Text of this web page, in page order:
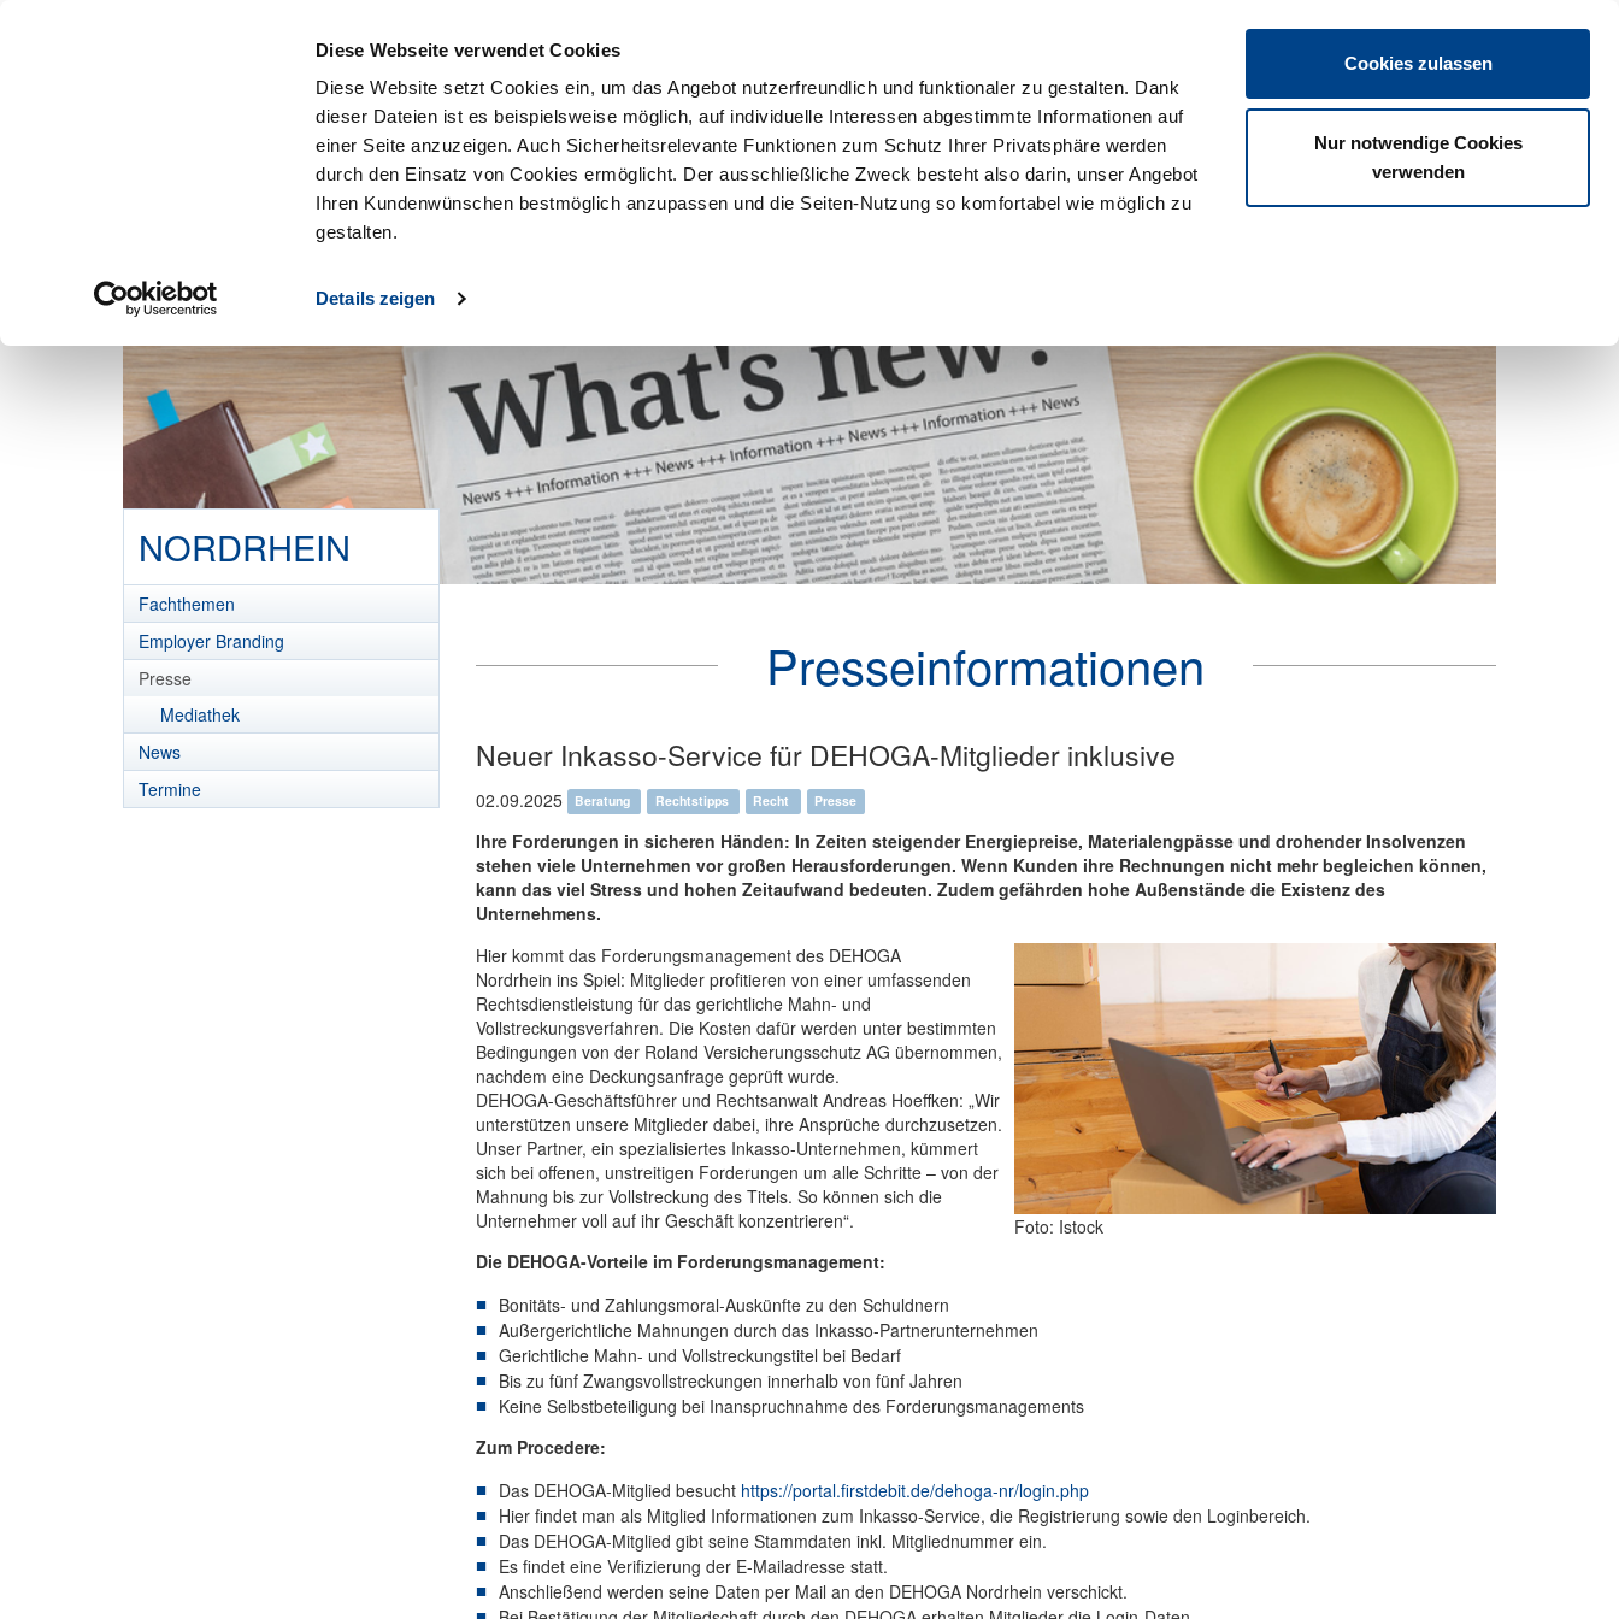
Diese Webseite verwendet Cookies
Diese Website setzt Cookies ein, um das Angebot nutzerfreundlich und funktionaler zu gestalten. Dank
dieser Dateien ist es beispielsweise möglich, auf individuelle Interessen abgestimmte Informationen auf
einer Seite anzuzeigen. Auch Sicherheitsrelevante Funktionen zum Schutz Ihrer Privatsphäre werden
durch den Einsatz von Cookies ermöglicht. Der ausschließliche Zweck besteht also darin, unser Angebot
Ihren Kundenwünschen bestmöglich anzupassen und die Seiten-Nutzung so komfortabel wie möglich zu
gestalten.
Details zeigen
Cookies zulassen
Nur notwendige Cookies
verwenden
Login
Vorteile Über uns Veranstaltungen Download Termine
NORDRHEIN
Fachthemen
Employer Branding
Presse
Mediathek
News
Termine
Presseinformationen
Neuer Inkasso-Service für DEHOGA-Mitglieder inklusive
02.09.2025 Beratung Rechtstipps Recht Presse
Ihre Forderungen in sicheren Händen: In Zeiten steigender Energiepreise, Materialengpässe und drohender Insolvenzen
stehen viele Unternehmen vor großen Herausforderungen. Wenn Kunden ihre Rechnungen nicht mehr begleichen können,
kann das viel Stress und hohen Zeitaufwand bedeuten. Zudem gefährden hohe Außenstände die Existenz des
Unternehmens.
Foto: Istock
Hier kommt das Forderungsmanagement des DEHOGA
Nordrhein ins Spiel: Mitglieder profitieren von einer umfassenden
Rechtsdienstleistung für das gerichtliche Mahn- und
Vollstreckungsverfahren. Die Kosten dafür werden unter bestimmten
Bedingungen von der Roland Versicherungsschutz AG übernommen,
nachdem eine Deckungsanfrage geprüft wurde.
DEHOGA-Geschäftsführer und Rechtsanwalt Andreas Hoeffken: „Wir
unterstützen unsere Mitglieder dabei, ihre Ansprüche durchzusetzen.
Unser Partner, ein spezialisiertes Inkasso-Unternehmen, kümmert
sich bei offenen, unstreitigen Forderungen um alle Schritte – von der
Mahnung bis zur Vollstreckung des Titels. So können sich die
Unternehmer voll auf ihr Geschäft konzentrieren“.
Die DEHOGA-Vorteile im Forderungsmanagement:
Bonitäts- und Zahlungsmoral-Auskünfte zu den Schuldnern
Außergerichtliche Mahnungen durch das Inkasso-Partnerunternehmen
Gerichtliche Mahn- und Vollstreckungstitel bei Bedarf
Bis zu fünf Zwangsvollstreckungen innerhalb von fünf Jahren
Keine Selbstbeteiligung bei Inanspruchnahme des Forderungsmanagements
Zum Procedere:
Das DEHOGA-Mitglied besucht https://portal.firstdebit.de/dehoga-nr/login.php
Hier findet man als Mitglied Informationen zum Inkasso-Service, die Registrierung sowie den Loginbereich.
Das DEHOGA-Mitglied gibt seine Stammdaten inkl. Mitgliednummer ein.
Es findet eine Verifizierung der E-Mailadresse statt.
Anschließend werden seine Daten per Mail an den DEHOGA Nordrhein verschickt.